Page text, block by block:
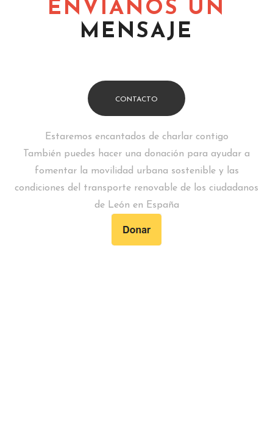
ENVÍANOS UN
MENSAJE
CONTACTO
Estaremos encantados de charlar contigo
También puedes hacer una donación para ayudar a
fomentar la movilidad urbana sostenible y las
condiciones del transporte renovable de los ciudadanos
de León en España